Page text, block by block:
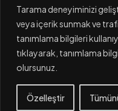
Tarama deneyiminizi
veya içerik sunmak ve
tanımlama bilgileri
tıklayarak, tanımlama
olursunuz.
Özelleştir